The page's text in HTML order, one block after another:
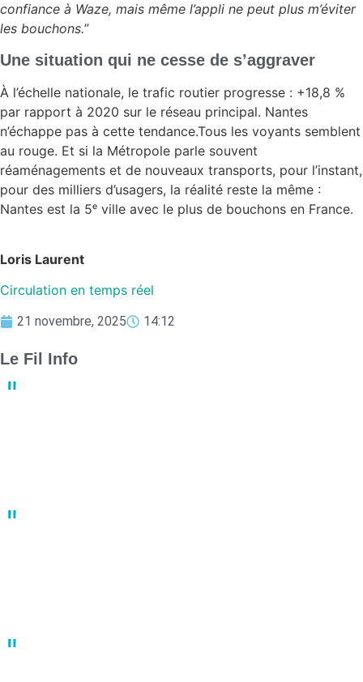
confiance à Waze, mais même l’appli ne peut plus m’éviter
les bouchons.”
Une situation qui ne cesse de s’aggraver
À l’échelle nationale, le trafic routier progresse : +18,8 %
par rapport à 2020 sur le réseau principal. Nantes
n’échappe pas à cette tendance.Tous les voyants semblent
au rouge. Et si la Métropole parle souvent
réaménagements et de nouveaux transports, pour l’instant,
pour des milliers d’usagers, la réalité reste la même :
Nantes est la 5ᵉ ville avec le plus de bouchons en France.
Loris Laurent
Circulation en temps réel
21 novembre, 2025 14:12
Le Fil Info